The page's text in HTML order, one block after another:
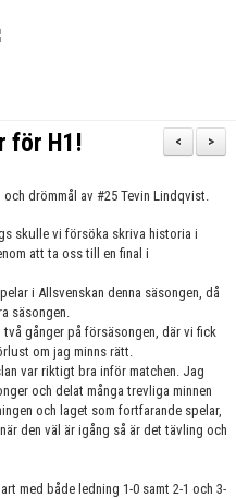
>
<
för H1!
och drömmål av #25 Tevin Lindqvist.
skulle vi försöka skriva historia i
att ta oss till en final i
i Allsvenskan denna säsongen, då
säsongen.
gånger på försäsongen, där vi fick
om jag minns rätt.
var riktigt bra inför matchen. Jag
och delat många trevliga minnen
och laget som fortfarande spelar,
den väl är igång så är det tävling och
med både ledning 1-0 samt 2-1 och 3-